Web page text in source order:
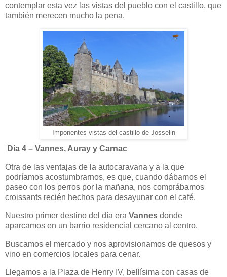
contemplar esta vez las vistas del pueblo con el castillo, que
también merecen mucho la pena.
Imponentes vistas del castillo de Josselin
Día 4 – Vannes, Auray y Carnac
Otra de las ventajas de la autocaravana y a la que
podríamos acostumbrarnos, es que, cuando dábamos el
paseo con los perros por la mañana, nos comprábamos
croissants recién hechos para desayunar con el café.
Nuestro primer destino del día era Vannes donde
aparcamos en un barrio residencial cercano al centro.
Buscamos el mercado y nos aprovisionamos de quesos y
vino en comercios locales para cenar.
Llegamos a la Plaza de Henry IV, bellísima con casas de